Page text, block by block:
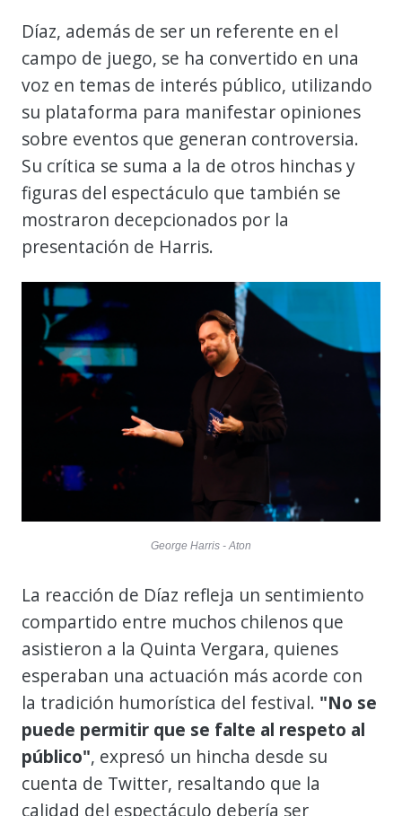
Díaz, además de ser un referente en el
campo de juego, se ha convertido en una
voz en temas de interés público, utilizando
su plataforma para manifestar opiniones
sobre eventos que generan controversia.
Su crítica se suma a la de otros hinchas y
figuras del espectáculo que también se
mostraron decepcionados por la
presentación de Harris.
George Harris - Aton
La reacción de Díaz refleja un sentimiento
compartido entre muchos chilenos que
asistieron a la Quinta Vergara, quienes
esperaban una actuación más acorde con
la tradición humorística del festival. "No se
puede permitir que se falte al respeto al
público", expresó un hincha desde su
cuenta de Twitter, resaltando que la
calidad del espectáculo debería ser